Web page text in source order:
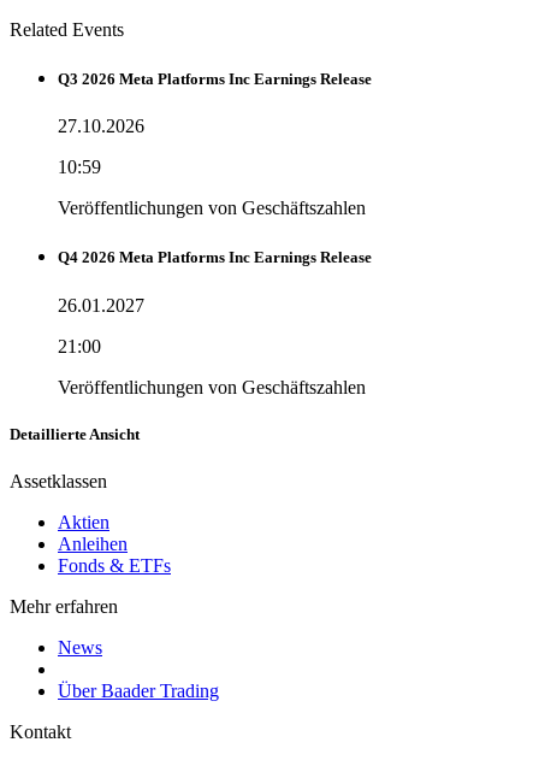
Related Events
Q3 2026 Meta Platforms Inc Earnings Release
27.10.2026
10:59
Veröffentlichungen von Geschäftszahlen
Q4 2026 Meta Platforms Inc Earnings Release
26.01.2027
21:00
Veröffentlichungen von Geschäftszahlen
Detaillierte Ansicht
Assetklassen
Aktien
Anleihen
Fonds & ETFs
Mehr erfahren
News
Über Baader Trading
Kontakt